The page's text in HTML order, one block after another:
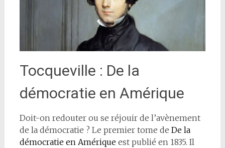
Tocqueville : De la
démocratie en Amérique
Doit-on redouter ou se réjouir de l’avènement
de la démocratie ? Le premier tome de De la
démocratie en Amériqueest publié en 1835. Il